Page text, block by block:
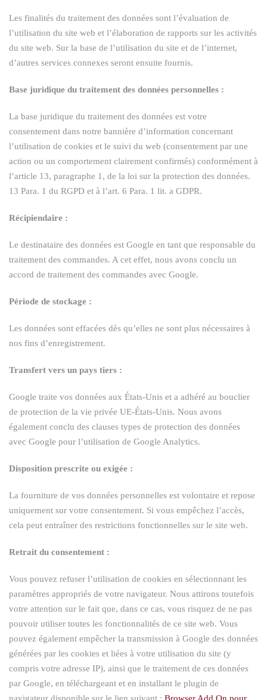
Les finalités du traitement des données sont l’évaluation de
l’utilisation du site web et l’élaboration de rapports sur les activités
du site web. Sur la base de l’utilisation du site et de l’internet,
d’autres services connexes seront ensuite fournis.
Base juridique du traitement des données personnelles :
La base juridique du traitement des données est votre
consentement dans notre bannière d’information concernant
l’utilisation de cookies et le suivi du web (consentement par une
action ou un comportement clairement confirmés) conformément à
l’article 13, paragraphe 1, de la loi sur la protection des données.
13 Para. 1 du RGPD et à l’art. 6 Para. 1 lit. a GDPR.
Récipiendaire :
Le destinataire des données est Google en tant que responsable du
traitement des commandes. A cet effet, nous avons conclu un
accord de traitement des commandes avec Google.
Période de stockage :
Les données sont effacées dès qu’elles ne sont plus nécessaires à
nos fins d’enregistrement.
Transfert vers un pays tiers :
Google traite vos données aux États-Unis et a adhéré au bouclier
de protection de la vie privée UE-États-Unis. Nous avons
également conclu des clauses types de protection des données
avec Google pour l’utilisation de Google Analytics.
Disposition prescrite ou exigée :
La fourniture de vos données personnelles est volontaire et repose
uniquement sur votre consentement. Si vous empêchez l’accès,
cela peut entraîner des restrictions fonctionnelles sur le site web.
Retrait du consentement :
Vous pouvez refuser l’utilisation de cookies en sélectionnant les
paramètres appropriés de votre navigateur. Nous attirons toutefois
votre attention sur le fait que, dans ce cas, vous risquez de ne pas
pouvoir utiliser toutes les fonctionnalités de ce site web. Vous
pouvez également empêcher la transmission à Google des données
générées par les cookies et liées à votre utilisation du site (y
compris votre adresse IP), ainsi que le traitement de ces données
par Google, en téléchargeant et en installant le plugin de